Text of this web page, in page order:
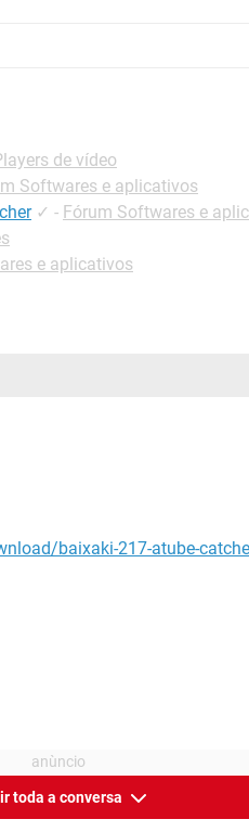
de vídeo
Softwares e aplicativos
✓ - Fórum Softwares e
e aplicativos
baixaki-217-atube-
toda a conversa